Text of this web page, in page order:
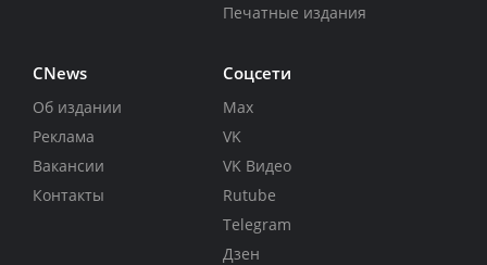
Печатные издания
CNews
Об издании
Реклама
Вакансии
Контакты
Соцсети
Max
VK
VK Видео
Rutube
Telegram
Дзен